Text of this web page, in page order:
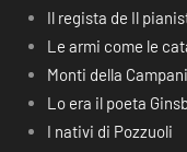
Il regista de Il
Le armi come le
Monti della
Lo era il poeta
I nativi di Pozzuoli